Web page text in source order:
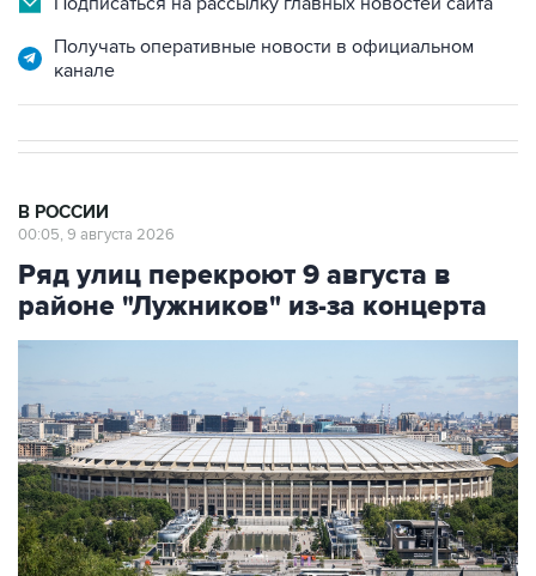
Получать оперативные новости в официальном
канале
В РОССИИ
00:05, 9 августа 2026
Ряд улиц перекроют 9 августа в
районе "Лужников" из-за концерта